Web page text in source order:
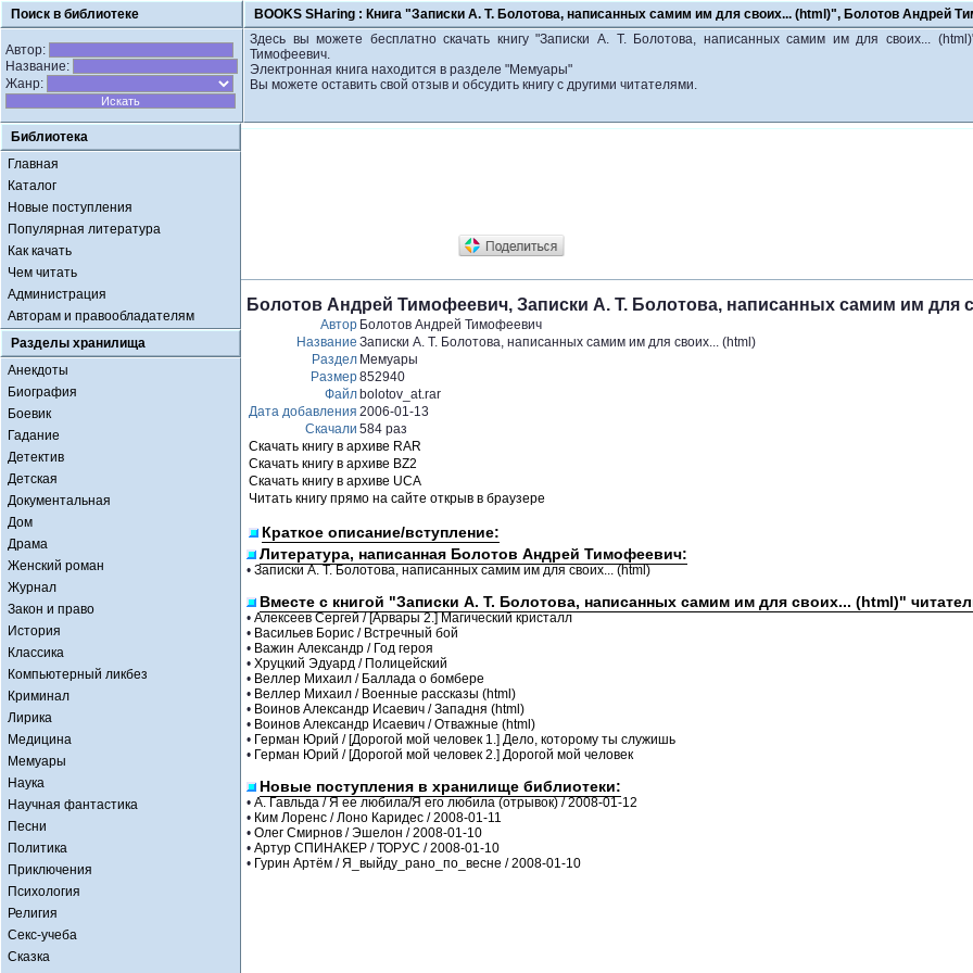
Поиск в библиотеке BOOKS SHaring : Книга "Записки А. Т. Болотова, написанных самим им для своих... (html)", Болотов Андрей
Автор:
Название:
Жанр:
Здесь вы можете бесплатно скачать книгу "Записки А. Т. Болотова, написанных самим им для своих...
Тимофеевич.
Электронная книга находится в разделе "Мемуары"
Вы можете оставить свой отзыв и обсудить книгу с другими читателями.
Библиотека
Главная
Каталог
Новые поступления
Популярная литература
Как качать
Чем читать
Администрация
Авторам и правообладателям
Разделы хранилища
Анекдоты
Биография
Боевик
Гадание
Детектив
Детская
Документальная
Дом
Драма
Женский роман
Журнал
Закон и право
История
Классика
Компьютерный ликбез
Криминал
Лирика
Медицина
Мемуары
Наука
Научная фантастика
Песни
Политика
Приключения
Психология
Религия
Секс-учеба
Сказка
Болотов Андрей Тимофеевич, Записки А. Т. Болотова, написанных самим им для
Автор Болотов Андрей Тимофеевич
Название Записки А. Т. Болотова, написанных самим им для своих... (html)
Раздел Мемуары
Размер852940
Файл bolotov_at.rar
Дата добавления 2006-01-13
Скачали 584 раз
Скачать книгу в архиве RAR
Скачать книгу в архиве BZ2
Скачать книгу в архиве UCA
Читать книгу прямо на сайте открыв в браузере
Краткое описание/вступление:
Литература, написанная Болотов Андрей Тимофеевич:
• Записки А. Т. Болотова, написанных самим им для своих... (html)
Вместе с книгой "Записки А. Т. Болотова, написанных самим им для своих... (html)"
• Алексеев Сергей / [Арвары 2.] Магический кристалл
• Васильев Борис / Встречный бой
• Важин Александр / Год героя
• Хруцкий Эдуард / Полицейский
• Веллер Михаил / Баллада о бомбере
• Веллер Михаил / Военные рассказы (html)
• Воинов Александр Исаевич / Западня (html)
• Воинов Александр Исаевич / Отважные (html)
• Герман Юрий / [Дорогой мой человек 1.] Дело, которому ты служишь
• Герман Юрий / [Дорогой мой человек 2.] Дорогой мой человек
Новые поступления в хранилище библиотеки:
• А. Гавльда / Я ее любила/Я его любила (отрывок) / 2008-01-12
• Ким Лоренс / Лоно Каридес / 2008-01-11
• Олег Смирнов / Эшелон / 2008-01-10
• Артур СПИНАКЕР / ТОРУС / 2008-01-10
• Гурин Артём / Я_выйду_рано_по_весне / 2008-01-10